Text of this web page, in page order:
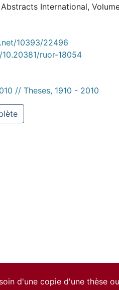
International,
10393/22496
ruor-18054
// Theses, 1910 - 2010
d'une copie d'une thèse